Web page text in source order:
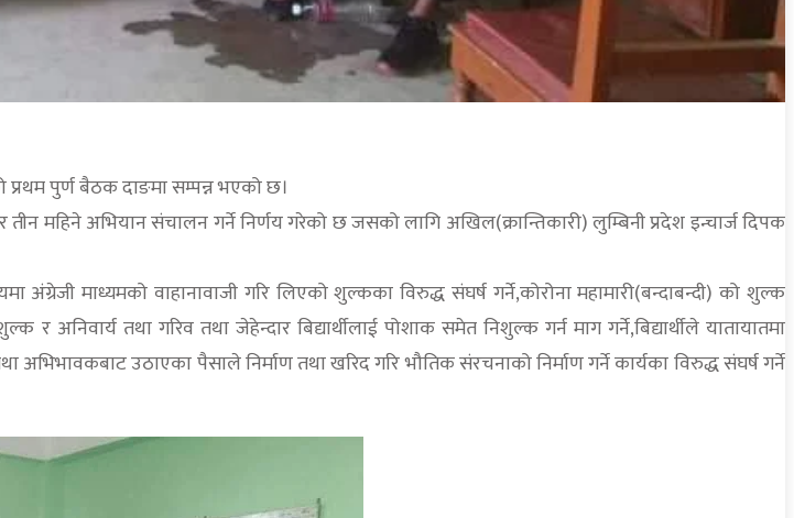
प्रथम पुर्ण बैठक दाङमा सम्पन्न भएको छ।
तीन महिने अभियान संचालन गर्ने निर्णय गरेको छ जसको लागि अखिल(क्रान्तिकारी) लुम्बिनी प्रदेश इन्चार्ज दिपक
माध्यमको वाहानावाजी गरि लिएको शुल्कका विरुद्ध संघर्ष गर्ने,कोरोना महामारी(बन्दाबन्दी) को शुल्क
अनिवार्य तथा गरिव तथा जेहेन्दार बिद्यार्थीलाई पोशाक समेत निशुल्क गर्न माग गर्ने,बिद्यार्थीले यातायातमा
अभिभावकबाट उठाएका पैसाले निर्माण तथा खरिद गरि भौतिक संरचनाको निर्माण गर्ने कार्यका विरुद्ध संघर्ष गर्ने